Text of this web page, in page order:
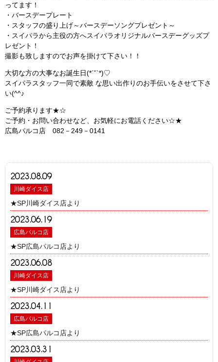
2023.08.09
川崎ダイス店
★SP川崎ダイス店より
2023.06.19
広島パルコ店
★SP広島パルコ店より
2023.06.08
川崎ダイス店
★SP川崎ダイス店より
2023.04.11
広島パルコ店
★SP広島パルコ店より
2023.03.31
ってます！
・バースデープレート
・スタッフの盛り上げ～バースデーソングプレゼント～
・スイパラから主役の方へスイパラオリジナルバースデーグッズプ
レゼント！
撮影も致しますのでお声を掛けて下さい！！
大切な方の大事なお誕生日(*´˘`*)♡
スイパラスタッフ一同で素敵 な思い出作りのお手伝いをさせて下さ
い(^^♪
ご予約承ります★☆
ご予約・お問い合わせなど、お気軽にお電話ください☆★
広島パルコ店 082－249－0141